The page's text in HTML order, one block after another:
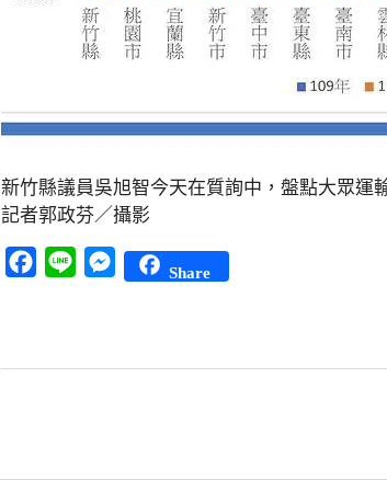
新竹縣議員吳旭智今天在質詢中，盤點大眾運
記者郭政芬／攝影
Facebook
Line Messenger
Share